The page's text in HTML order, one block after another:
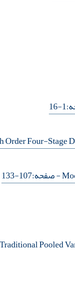
- صفحه:107-133